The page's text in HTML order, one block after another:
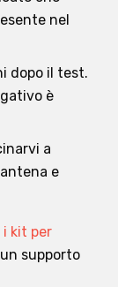
nel
dopo il test.
è
a
e
i kit per
supporto